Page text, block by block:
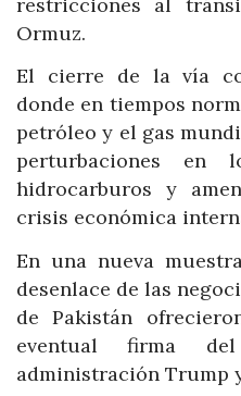
Ormuz.
El cierre de la vía
donde en tiempos
petróleo y el gas
perturbaciones en
hidrocarburos y
crisis económica
En una nueva
desenlace de las
de Pakistán
eventual firma
administración Trump